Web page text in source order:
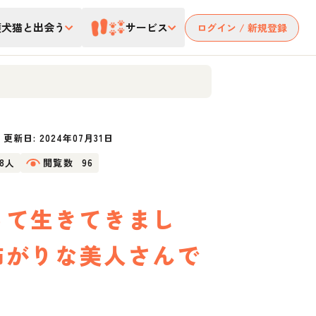
猫と出会う サービス ログイン / 新規登録
更新日: 2024年07月31日
人
閲覧数 96
生きてきまし
りな美人さんで